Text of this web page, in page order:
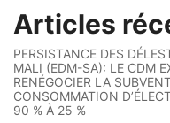
Articles
PERSISTANCE DES
MALI (EDM-SA): LE CDM
RENÉGOCIER LA
CONSOMMATION
90 % À 25 %